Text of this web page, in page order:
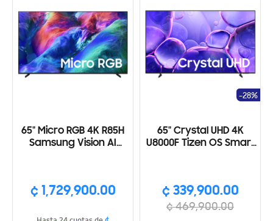
65" Micro RGB 4K R85H
Samsung Vision AI
¢ 1,729,900.00
65" Crystal UHD 4K
U8000F Tizen OS Smart
¢ 339,900.00
¢ 469,900.00
-28%